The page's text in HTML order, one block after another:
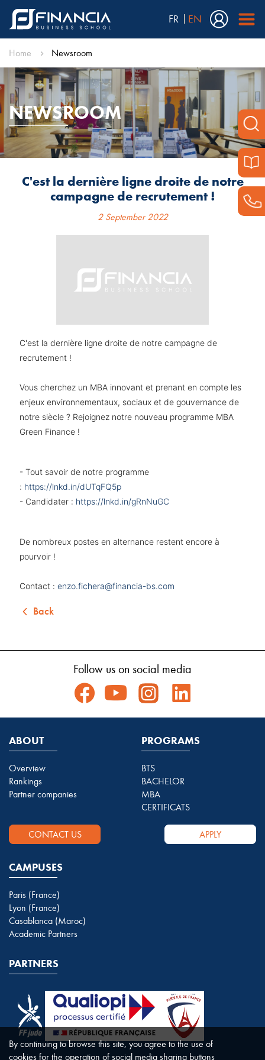
FR EN
Home Newsroom
NEWSROOM
C'est la dernière ligne droite de notre
campagne de recrutement !
2 September 2022
C'est la dernière ligne droite de notre campagne de
recrutement !
Vous cherchez un MBA innovant et prenant en compte les
enjeux environnementaux, sociaux et de gouvernance de
notre siècle ? Rejoignez notre nouveau programme MBA
Green Finance !
- Tout savoir de notre programme
: https://lnkd.in/dUTqFQ5p
- Candidater : https://lnkd.in/gRnNuGC
De nombreux postes en alternance restent encore à
pourvoir !
Contact : enzo.fichera@financia-bs.com
Back
Follow us on social media
ABOUT
Overview
Rankings
Partner companies
PROGRAMS
BTS
BACHELOR
MBA
CERTIFICATS
CONTACT US APPLY
CAMPUSES
Paris (France)
Lyon (France)
Casablanca (Maroc)
Academic Partners
PARTNERS
By continuing to browse this site, you agree to the use of
cookies for the operation of social media sharing buttons